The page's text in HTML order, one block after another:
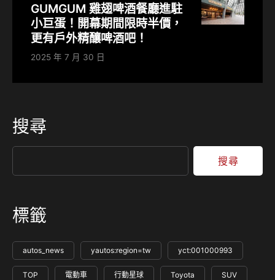
GUMGUM 雞翅啤酒餐廳進駐
小巨蛋！開幕期間限時半價，
更有戶外精釀啤酒吧！
2025 年 7 月 30 日
搜尋
搜尋
標籤
autos_news yautos:region=tw yct:001000993
TOP 電動車 行動星球 Toyota SUV